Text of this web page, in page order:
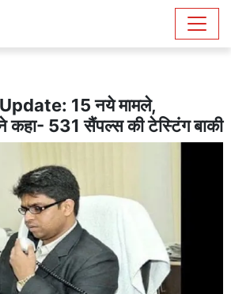
15 नये मामले,
ने कहा- 531 सैंपल्स की टेस्टिंग बाकी